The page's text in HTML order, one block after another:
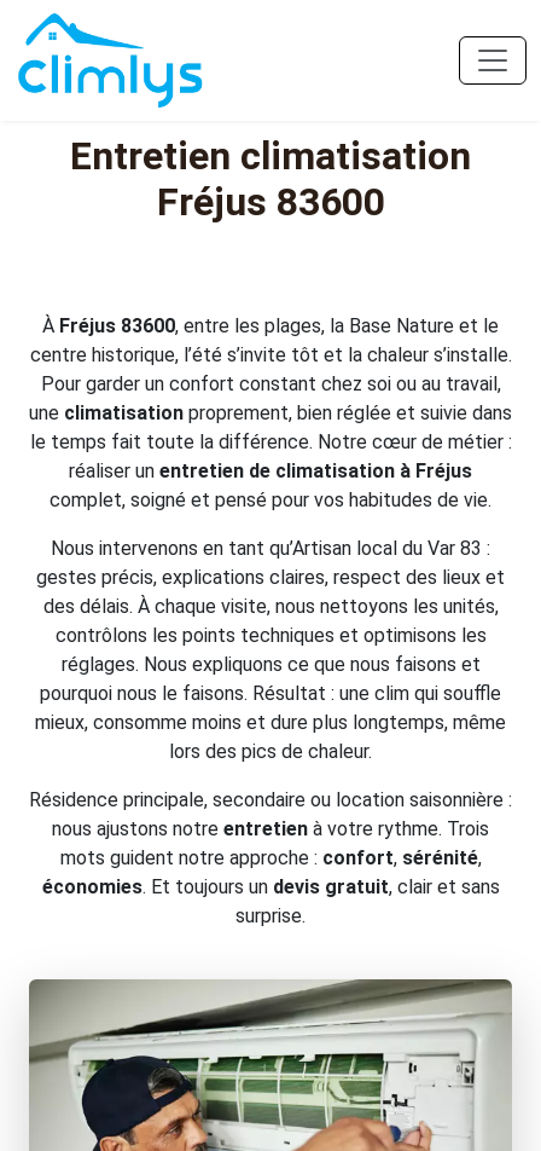
Entretien climatisation
Fréjus 83600
À Fréjus 83600, entre les plages, la Base Nature et le
centre historique, l’été s’invite tôt et la chaleur s’installe.
Pour garder un confort constant chez soi ou au travail,
une climatisation proprement, bien réglée et suivie dans
le temps fait toute la différence. Notre cœur de métier :
réaliser un entretien de climatisation à Fréjus
complet, soigné et pensé pour vos habitudes de vie.
Nous intervenons en tant qu’Artisan local du Var 83 :
gestes précis, explications claires, respect des lieux et
des délais. À chaque visite, nous nettoyons les unités,
contrôlons les points techniques et optimisons les
réglages. Nous expliquons ce que nous faisons et
pourquoi nous le faisons. Résultat : une clim qui souffle
mieux, consomme moins et dure plus longtemps, même
lors des pics de chaleur.
Résidence principale, secondaire ou location saisonnière :
nous ajustons notre entretien à votre rythme. Trois
mots guident notre approche : confort, sérénité,
économies. Et toujours un devis gratuit, clair et sans
surprise.